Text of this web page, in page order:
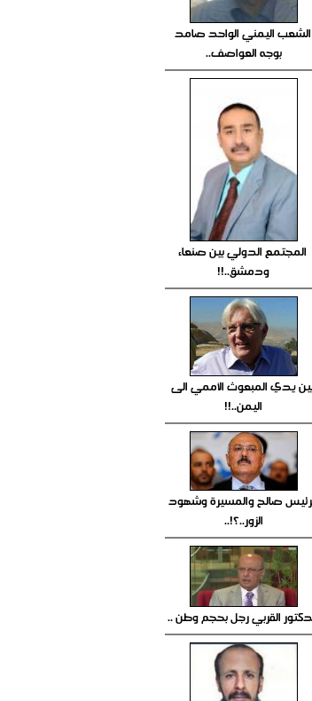
الشعب اليمني الواحد صامد
بوجه العواصف..
المجتمع الدولي بين صنعاء
ودمشق..!!
يدي المبعوث الأممي الى
اليمن..!!
صالح والمسيرة وشهود
الزور..؟!..
القربي رجل بحجم وطن ..